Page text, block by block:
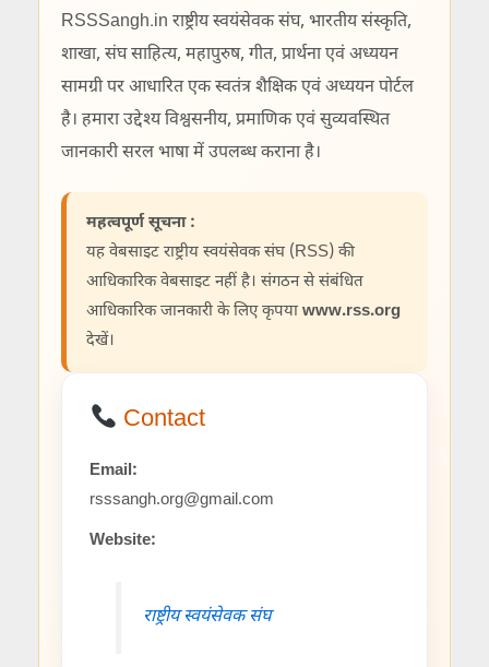
RSSSangh.in राष्ट्रीय स्वयंसेवक संघ, भारतीय संस्कृति,
शाखा, संघ साहित्य, महापुरुष, गीत, प्रार्थना एवं अध्ययन
सामग्री पर आधारित एक स्वतंत्र शैक्षिक एवं अध्ययन पोर्टल
है। हमारा उद्देश्य विश्वसनीय, प्रमाणिक एवं सुव्यवस्थित
जानकारी सरल भाषा में उपलब्ध कराना है।
महत्वपूर्ण सूचना :
यह वेबसाइट राष्ट्रीय स्वयंसेवक संघ (RSS) की
आधिकारिक वेबसाइट नहीं है। संगठन से संबंधित
आधिकारिक जानकारी के लिए कृपया www.rss.org
देखें।
Contact
Email:
rsssangh.org@gmail.com
Website:
राष्ट्रीय स्वयंसेवक संघ